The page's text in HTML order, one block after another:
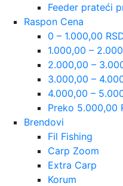
Feeder prateći
Raspon Cena
0 – 1.000,00
1.000,00 –
2.000,00 –
3.000,00 –
4.000,00 –
Preko 5.000,00
Brendovi
Fil Fishing
Carp Zoom
Extra Carp
Korum